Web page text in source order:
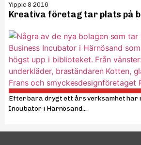
Yippie 8 2016
Kreativa företag tar plats på
Efter bara drygt ett års verksamhet har
Incubator i Härnösand...